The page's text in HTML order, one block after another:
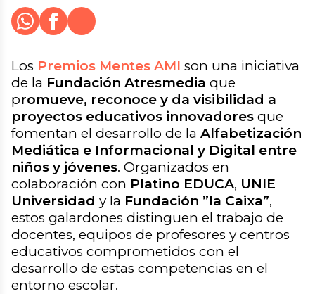
Whatsapp
Facebook
Los Premios Mentes AMI son una iniciativa
de la Fundación Atresmedia que
promueve, reconoce y da visibilidad a
proyectos educativos innovadores que
fomentan el desarrollo de la Alfabetización
Mediática e Informacional y Digital entre
niños y jóvenes. Organizados en
colaboración con Platino EDUCA, UNIE
Universidad y la Fundación ”la Caixa”,
estos galardones distinguen el trabajo de
docentes, equipos de profesores y centros
educativos comprometidos con el
desarrollo de estas competencias en el
entorno escolar.